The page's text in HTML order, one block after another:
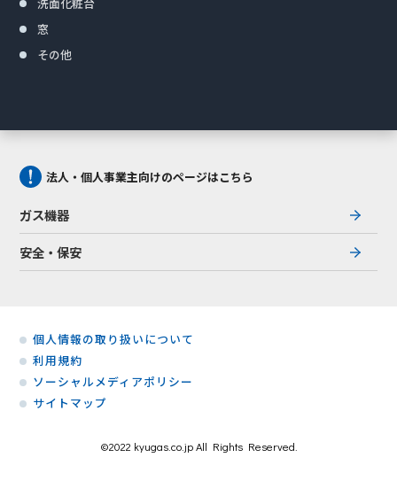
洗面化粧台
窓
その他
法人・個人事業主向けのページはこちら
ガス機器
安全・保安
個人情報の取り扱いについて
利用規約
ソーシャルメディアポリシー
サイトマップ
©2022 kyugas.co.jp All Rights Reserved.